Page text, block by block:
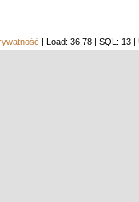
| Load: 36.78 | SQL: 13